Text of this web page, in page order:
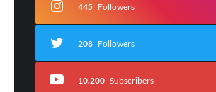
445 Followers
208 Followers
10.200 Subscribers